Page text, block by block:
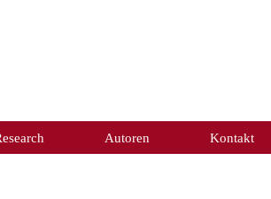
Autoren Kontakt